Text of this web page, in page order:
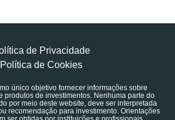
de Privacidade
Política de Cookies
único objetivo fornecer informações sobre
produtos de investimentos. Nenhuma parte do
por meio deste website, deve ser interpretada
recomendação para investimento. Orientações